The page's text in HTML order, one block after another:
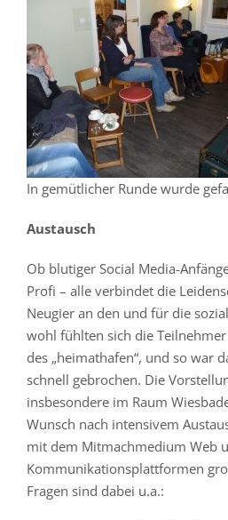
In gemütlicher Runde wurde
Austausch
Ob blutiger Social Media-
Profi – alle verbindet die
Neugier an den und für die
wohl fühlten sich die
des „heimathafen“, und so war
schnell gebrochen. Die
insbesondere im Raum
Wunsch nach intensivem
mit dem Mitmachmedium Web
Kommunikationsplattformen
Fragen sind dabei u.a.: